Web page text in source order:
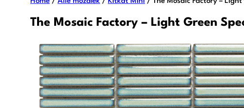
The Mosaic Factory – Light Green